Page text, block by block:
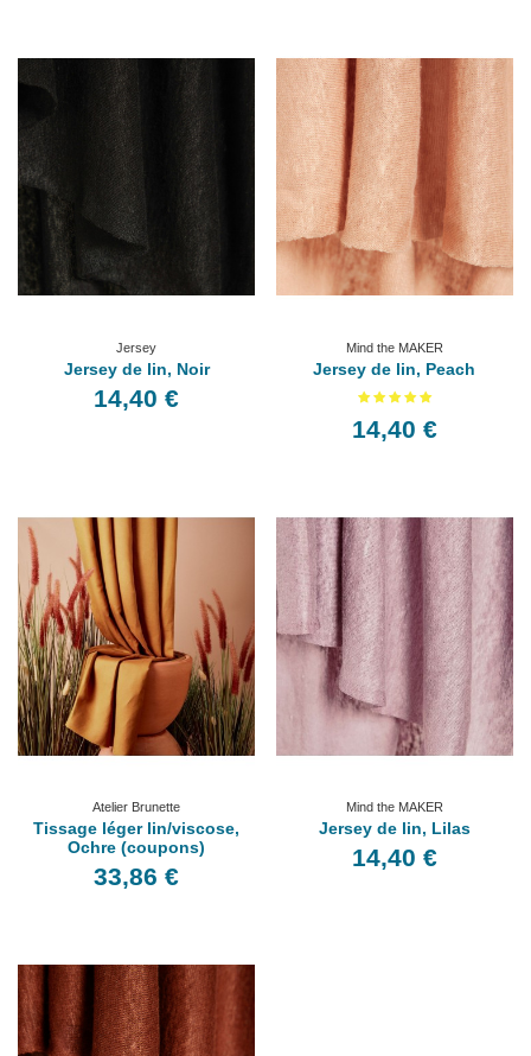
Jersey
Jersey de lin, Noir
14,40 €
Mind the MAKER
Jersey de lin, Peach
14,40 €
Atelier Brunette
Tissage léger lin/viscose,
Ochre (coupons)
33,86 €
Mind the MAKER
Jersey de lin, Lilas
14,40 €